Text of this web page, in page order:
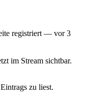
registriert — vor 3
im Stream sichtbar.
zu liest.